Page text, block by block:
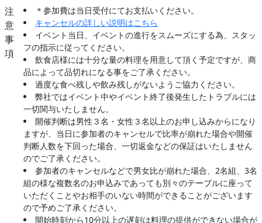
注
意
事
項
＊参加費は当日受付にてお支払いください。
キャンセルの詳しい説明はこちら
イベント当日、イベントの進行をスムーズにする為、スタッ
フの指示に従ってください。
飲食店様には十分な量の料理を用意して頂く予定ですが、商
品によって品切れになる事をご了承ください。
過度な食べ残しや飲み残しがないようご協力ください。
弊社ではイベント中やイベント終了後発生したトラブルには
一切関与いたしません。
開催判断は男性３名・女性３名以上のお申し込みからになり
ますが、当日に参加者のキャンセルで比率が崩れた場合や開催
判断人数を下回った場合、一切返金などの保証はいたしません
のでご了承ください。
参加者のキャンセルなどで男女比が崩れた場合、2名組、3名
組の様な複数名のお申込みであっても別々のテーブルに座って
いただくことやお相手のいない時間ができることがございます
ので予めご了承ください。
開始時刻から10分以上の遅刻は料理の提供ができない場合が